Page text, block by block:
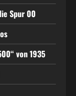
Spur 00
von 1935